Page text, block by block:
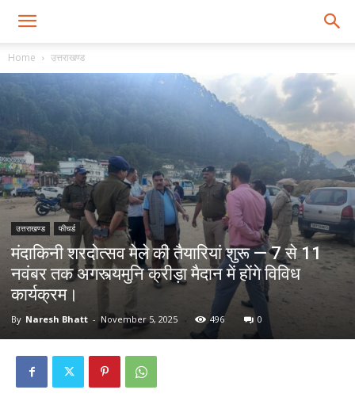
Home उत्तराखण्ड
उत्तराखण्ड फीचर्ड
मंदाकिनी शरदोत्सव मेले की तैयारियां शुरू — 7 से 11
नवंबर तक अगस्त्यमुनि क्रीड़ा मैदान में होंगे विविध
कार्यक्रम।
By Naresh Bhatt - November 5, 2025 496 0